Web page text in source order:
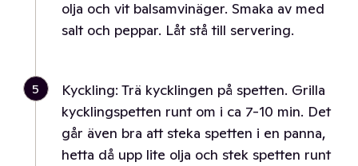
olja och vit balsamvinäger. Smaka av med
salt och peppar. Låt stå till servering.
5
Kyckling: Trä kycklingen på spetten. Grilla
kycklingspetten runt om i ca 7-10 min. Det
går även bra att steka spetten i en panna,
hetta då upp lite olja och stek spetten runt